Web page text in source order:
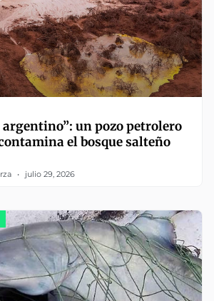
argentino”: un pozo petrolero
el bosque salteño
julio 29, 2026